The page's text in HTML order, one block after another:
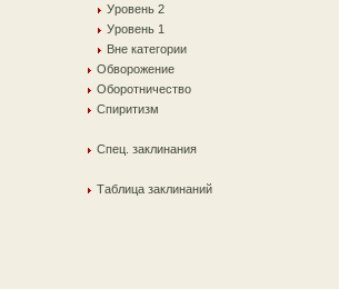
Уровень 2
Уровень 1
Вне категории
Обворожение
Оборотничество
Спиритизм
Спец. заклинания
Таблица заклинаний